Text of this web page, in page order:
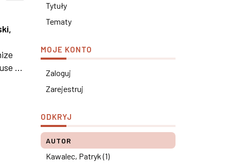
...
Tytuły
Tematy
MOJE KONTO
Zaloguj
Zarejestruj
ODKRYJ
AUTOR
Kawalec, Patryk (1)